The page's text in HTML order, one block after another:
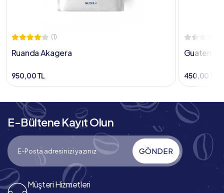
(1)
Ruanda Akagera
950,00 TL 450,00 TL
E-Bültene Kayıt Olun
GÖNDER
Müşteri Hizmetleri